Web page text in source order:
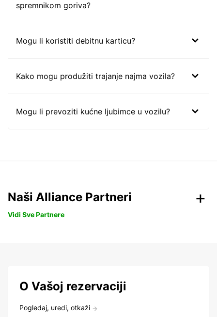
spremnikom goriva?
Mogu li koristiti debitnu karticu?
Kako mogu produžiti trajanje najma vozila?
Mogu li prevoziti kućne ljubimce u vozilu?
Naši Alliance Partneri
Vidi Sve Partnere
O Vašoj rezervaciji
Pogledaj, uredi, otkaži